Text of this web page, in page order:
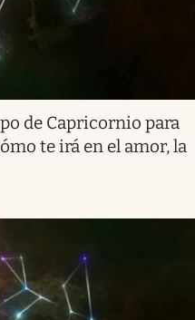
de Capricornio para
te irá en el amor, la